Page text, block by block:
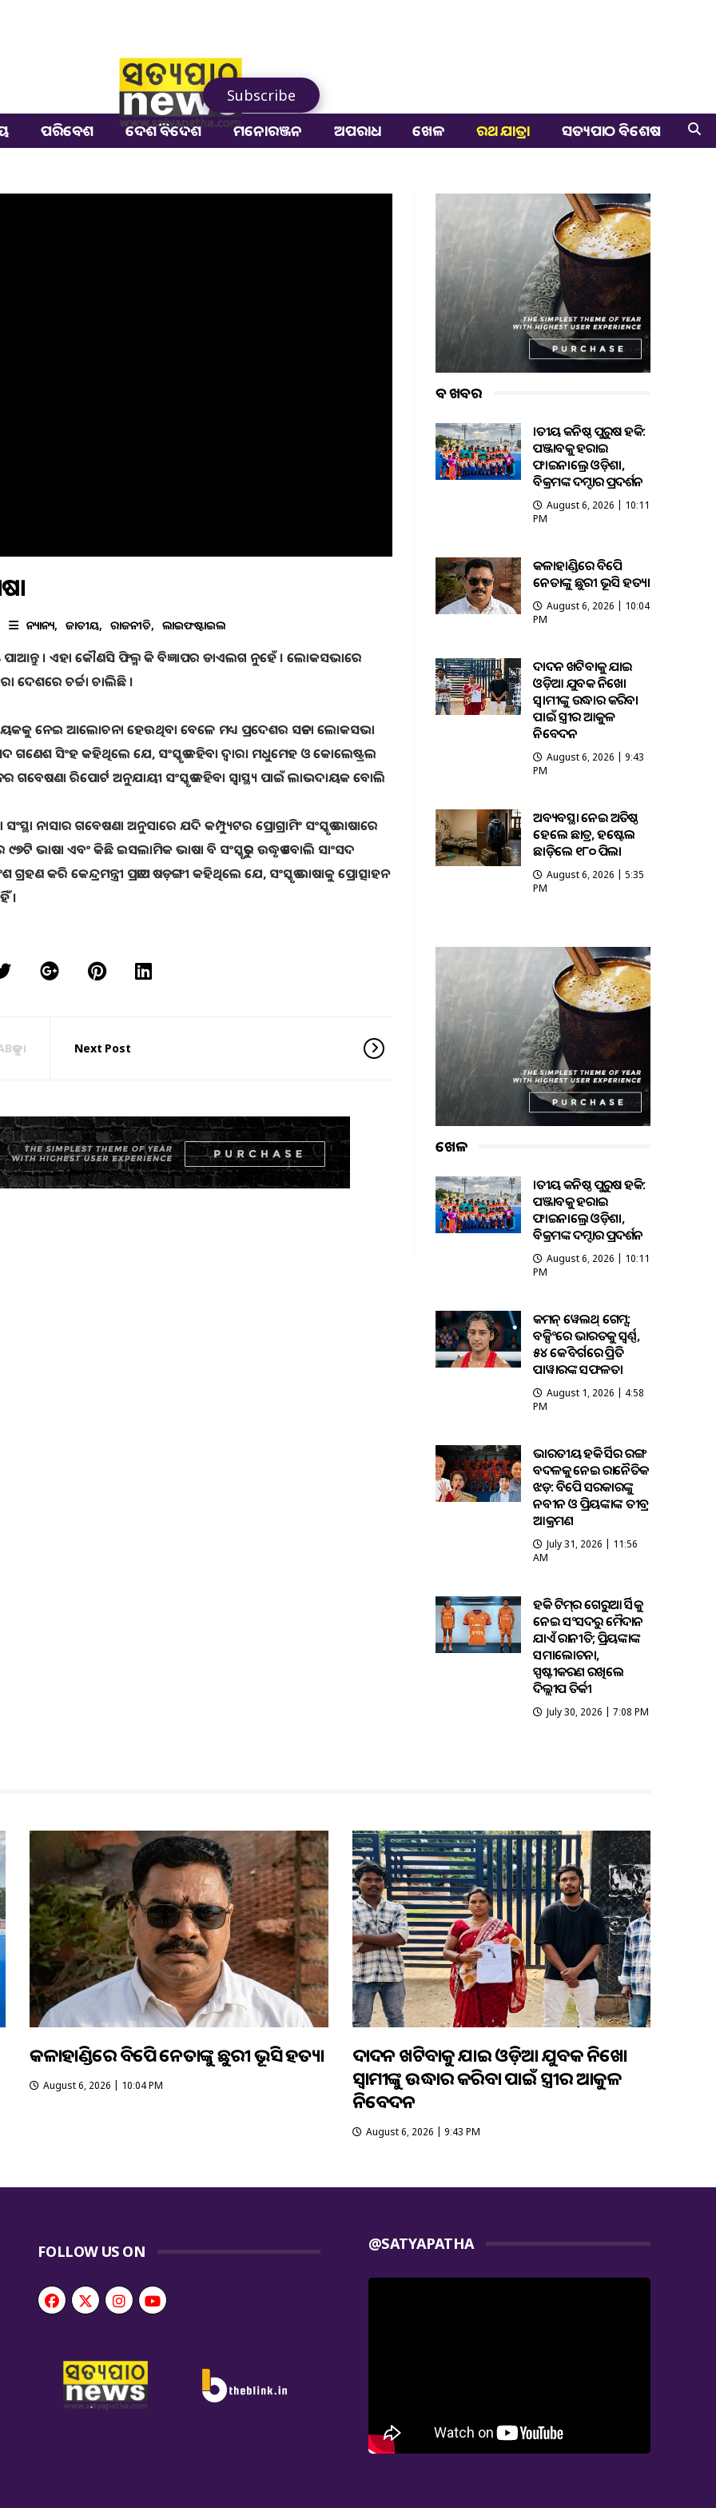
Subscribe
ପରିବେଶ ଦେଶ ବିଦେଶ ମନୋରଞ୍ଜନ ଅପରାଧ ଖେଳ ରଥ ଯାତ୍ରା ସତ୍ୟପାଠ ବିଶେଷ
ଅନ୍ୟାନ୍ୟ ଜାତୀୟ ରାଜନୀତି ଲାଇଫଷ୍ଟାଇଲ
ପାଆନ୍ତୁ । ଏହା କୌଣସି ଫିଲ୍ମ କି ବିଜ୍ଞାପର ଡାଏଲଗ ନୁହେଁ । ଲୋକସଭାରେ
ଚର୍ଚ୍ଚା ଚାଲିଛି ।
ନେଇ ଆଲୋଚନା ହେଉଥିବା ବେଳେ ମଧ୍ୟ ପ୍ରଦେଶର ସତନା ଲୋକସଭା
ଗଣେଶ ସିଂହ କହିଥିଲେ ଯେ, ସଂସ୍କୃତ କହିବା ଦ୍ୱାରା ମଧୁମେହ ଓ କୋଲେଷ୍ଟ୍ରଲ
ରିପୋର୍ଟ ଅନୁଯାୟୀ ସଂସ୍କୃତ କହିବା ସ୍ୱାସ୍ଥ୍ୟ ପାଇଁ ଲାଭଦାୟକ ବୋଲି
ନାସାର ଗବେଷଣା ଅନୁସାରେ ଯଦି କମ୍ପ୍ୟୁଟର ପ୍ରୋଗ୍ରାମିଂ ସଂସ୍କୃତ ଭାଷାରେ
ଭାଷା ଏବଂ କିଛି ଇସଲାମିକ ଭାଷା ବି ସଂସ୍କୃତରୁ ଉଦ୍ଧୃତ ବୋଲି ସାଂସଦ
କେନ୍ଦ୍ରମନ୍ତ୍ରୀ ପ୍ରତାପ ଷଡ଼ଙ୍ଗୀ କହିଥିଲେ ଯେ, ସଂସ୍କୃତ ଭାଷାକୁ ପ୍ରୋତ୍ସାହନ
।
ନା Next Post
ବଡ ଖବର
ଜାତୀୟ କନିଷ୍ଠ ପୁରୁଷ ହକି:
ପଞ୍ଜାବକୁ ହରାଇ
ଫାଇନାଲ୍ରେ ଓଡ଼ିଶା,
ବିକ୍ରମଙ୍କ ଦମ୍ଦାର ପ୍ରଦର୍ଶନ
August 6, 2026 | 10:11
PM
କଳାହାଣ୍ଡିରେ ବିଜେପି
ନେତାଙ୍କୁ ଛୁରୀ ଭୂସି ହତ୍ୟା
August 6, 2026 | 10:04
PM
ଦାଦନ ଖଟିବାକୁ ଯାଇ
ଓଡ଼ିଆ ଯୁବକ ନିଖୋଜ
ସ୍ବାମୀଙ୍କୁ ଉଦ୍ଧାର କରିବା
ପାଇଁ ସ୍ତ୍ରୀର ଆକୁଳ
ନିବେଦନ
August 6, 2026 | 9:43
PM
ଅବ୍ୟବସ୍ଥା ନେଇ ଅତିଷ୍ଠ
ହେଲେ ଛାତ୍ର, ହଷ୍ଟେଲ
ଛାଡ଼ିଲେ ୧୮୦ ପିଲା
August 6, 2026 | 5:35
PM
ଖେଳ
ଜାତୀୟ କନିଷ୍ଠ ପୁରୁଷ ହକି:
ପଞ୍ଜାବକୁ ହରାଇ
ଫାଇନାଲ୍ରେ ଓଡ଼ିଶା,
ବିକ୍ରମଙ୍କ ଦମ୍ଦାର ପ୍ରଦର୍ଶନ
August 6, 2026 | 10:11
PM
କମନ୍ ୱେଲଥ୍ ଗେମ୍ସ:
ବକ୍ସିଂରେ ଭାରତକୁ ସ୍ବର୍ଣ୍ଣ,
୫୪ କେଜି ବର୍ଗରେ ପ୍ରିତି
ପାୱାରଙ୍କ ସଫଳତା
August 1, 2026 | 4:58
PM
ଭାରତୀୟ ହକି ଜର୍ସିର ରଙ୍ଗ
ବଦଳକୁ ନେଇ ରାଜନୈତିକ
ଝଡ଼: ବିଜେପି ସରକାରଙ୍କୁ
ନବୀନ ଓ ପ୍ରିୟଙ୍କାଙ୍କ ତୀବ୍ର
ଆକ୍ରମଣ
July 31, 2026 | 11:56
AM
ହକି ଟିମ୍‌ର ଗେରୁଆ ଜର୍ସିକୁ
ନେଇ ସଂସଦରୁ ମୈଦାନ
ଯାଏଁ ରାଜନୀତି; ପ୍ରିୟଙ୍କାଙ୍କ
ସମାଲୋଚନା,
ସ୍ପଷ୍ଟୀକରଣ ରଖିଲେ
ଦିଲ୍ଲୀପ ତିର୍କୀ
July 30, 2026 | 7:08 PM
କଳାହାଣ୍ଡିରେ ବିଜେପି ନେତାଙ୍କୁ ଛୁରୀ ଭୂସି ହତ୍ୟା
August 6, 2026 | 10:04 PM
ଦାଦନ ଖଟିବାକୁ ଯାଇ ଓଡ଼ିଆ ଯୁବକ ନିଖୋଜ
ସ୍ବାମୀଙ୍କୁ ଉଦ୍ଧାର କରିବା ପାଇଁ ସ୍ତ୍ରୀର ଆକୁଳ
ନିବେଦନ
August 6, 2026 | 9:43 PM
FOLLOW US ON @SATYAPATHA